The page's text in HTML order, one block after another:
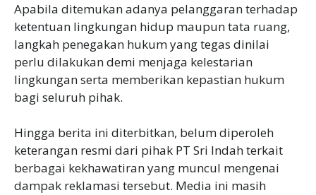
Apabila ditemukan adanya pelanggaran terhadap
ketentuan lingkungan hidup maupun tata ruang,
langkah penegakan hukum yang tegas dinilai
perlu dilakukan demi menjaga kelestarian
lingkungan serta memberikan kepastian hukum
bagi seluruh pihak.
Hingga berita ini diterbitkan, belum diperoleh
keterangan resmi dari pihak PT Sri Indah terkait
berbagai kekhawatiran yang muncul mengenai
dampak reklamasi tersebut. Media ini masih